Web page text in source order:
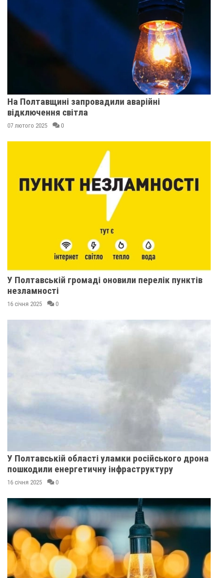
На Полтавщині запровадили аварійні
відключення світла
07 лютого 2025 0
У Полтавській громаді оновили перелік пунктів
незламності
16 січня 2025 0
У Полтавській області уламки російського дрона
пошкодили енергетичну інфраструктуру
16 січня 2025 0